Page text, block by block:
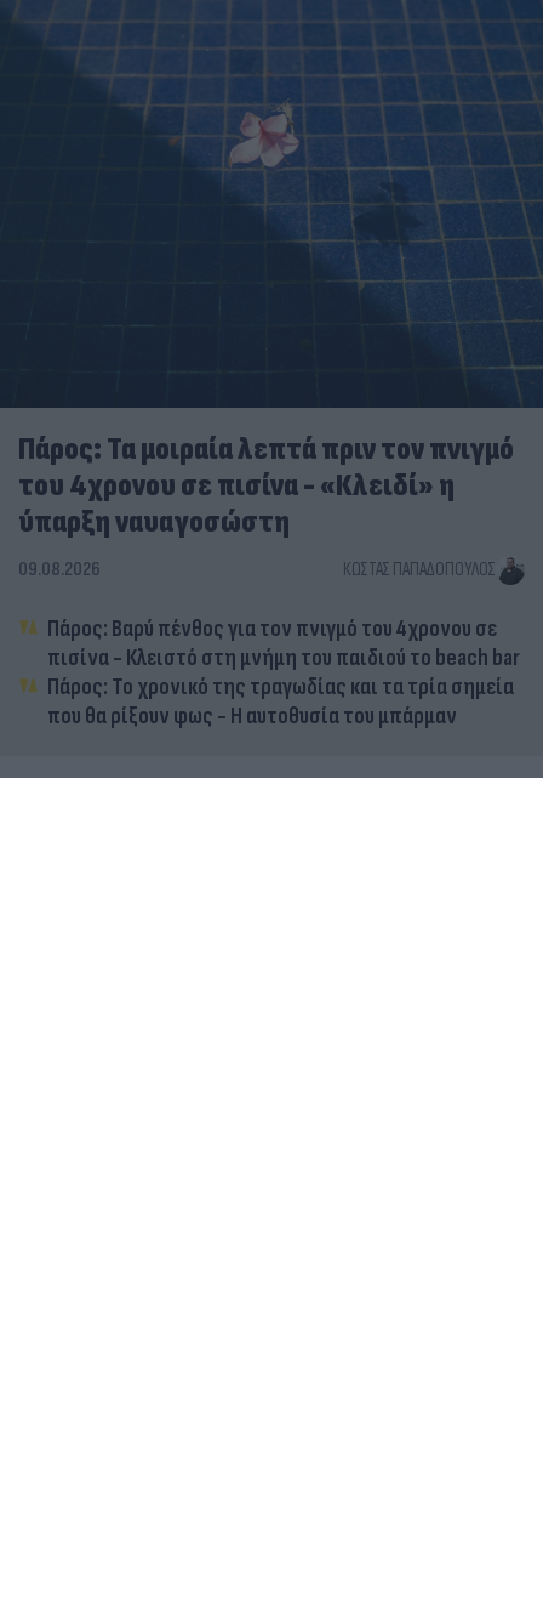
Πάρος: Τα μοιραία λεπτά πριν τον πνιγμό
του 4χρονου σε πισίνα - «Κλειδί» η
ύπαρξη ναυαγοσώστη
09.08.2026 ΚΏΣΤΑΣ ΠΑΠΑΔΌΠΟΥΛΟΣ
Πάρος: Βαρύ πένθος για τον πνιγμό του 4χρονου σε
πισίνα - Κλειστό στη μνήμη του παιδιού το beach bar
Πάρος: Το χρονικό της τραγωδίας και τα τρία σημεία
που θα ρίξουν φως - Η αυτοθυσία του μπάρμαν